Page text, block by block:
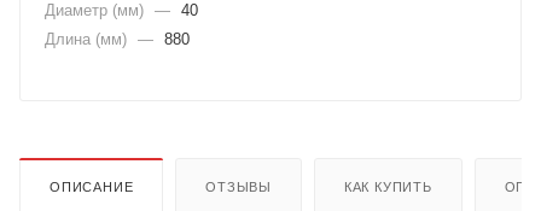
Диаметр (мм) — 40
Длина (мм) — 880
ОПИСАНИЕ ОТЗЫВЫ КАК КУПИТЬ